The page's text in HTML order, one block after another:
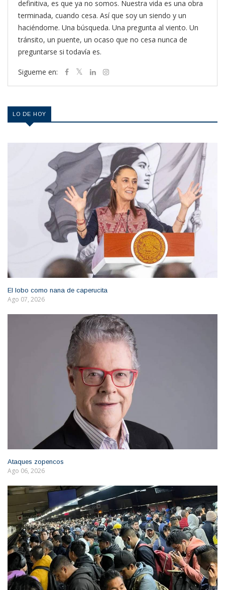
definitiva, es que ya no somos. Nuestra vida es una obra
terminada, cuando cesa. Así que soy un siendo y un
haciéndome. Una búsqueda. Una pregunta al viento. Un
tránsito, un puente, un ocaso que no cesa nunca de
preguntarse si todavía es.
Sigueme en:
LO DE HOY
El lobo como nana de caperucita
Ago 07, 2026
Ataques zopencos
Ago 06, 2026